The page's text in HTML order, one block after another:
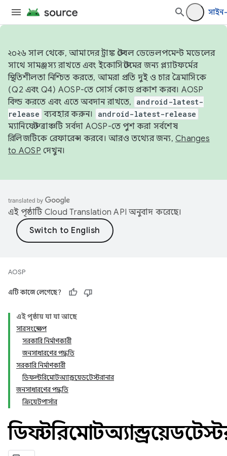
২০২৬ সাল থেকে, আমাদের ট্রাঙ্ক স্টেবল ডেভেলপমেন্ট মডেলের
সাথে সামঞ্জস্য রাখতে এবং ইকোসিস্টেমের জন্য প্ল্যাটফর্মের
স্থিতিশীলতা নিশ্চিত করতে, আমরা প্রতি দুই ও চার ত্রৈমাসিকে
(Q2 এবং Q4) AOSP-তে সোর্স কোড প্রকাশ করব। AOSP
বিল্ড করতে এবং এতে অবদান রাখতে,
android-latest-
release ব্যবহার করুন। android-latest-release
ম্যানিফেস্ট ব্রাঞ্চটি সর্বদা AOSP-তে পুশ করা সর্বশেষ
রিলিজটিকে রেফারেন্স করবে। আরও তথ্যের জন্য, Changes
to AOSP দেখুন।
এই পৃষ্ঠাটি Cloud Translation API অনুবাদ করেছে।
AOSP
এটি কাজে লেগেছে?
এই পৃষ্ঠায় যা যা আছে
সারসংক্ষেপ
সরকারি নির্মাণকারী
জনসাধারণের পদ্ধতি
সরকারি নির্মাণকারী
ডিফল্টরিমোটঅ্যান্ড্রয়েডটেস্টরানার
জনসাধারণের পদ্ধতি
ক্রিয়েটপার্সার